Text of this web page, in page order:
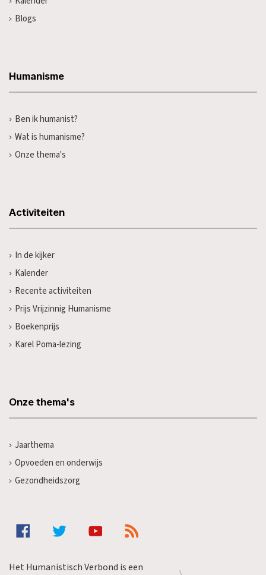
Blogs
Humanisme
Ben ik humanist?
Wat is humanisme?
Onze thema's
Activiteiten
In de kijker
Kalender
Recente activiteiten
Prijs Vrijzinnig Humanisme
Boekenprijs
Karel Poma-lezing
Onze thema's
Jaarthema
Opvoeden en onderwijs
Gezondheidszorg
Het Humanistisch Verbond is een